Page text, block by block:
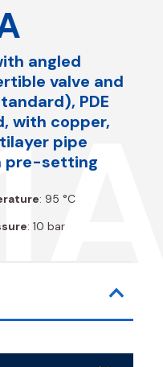
angled
valve and
PDE
with copper,
pipe
pre-setting
: 95 °C
: 10 bar